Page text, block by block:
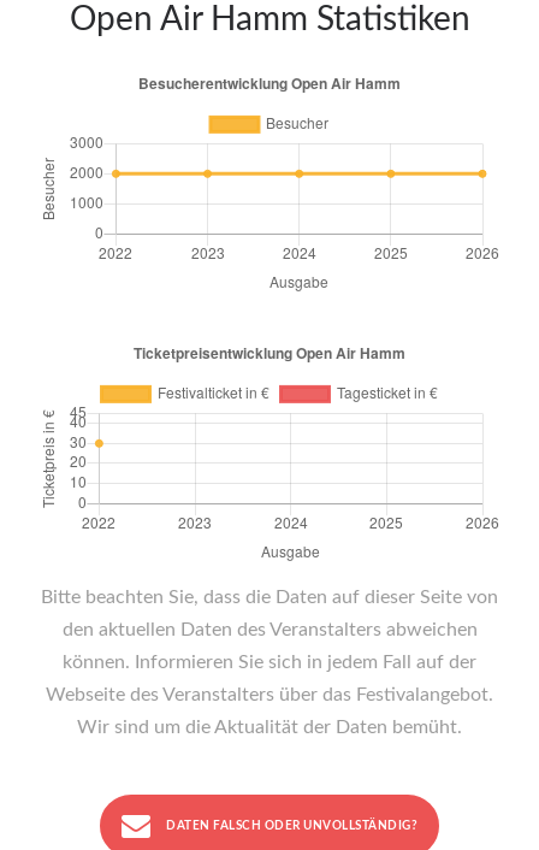
Open Air Hamm Statistiken
Bitte beachten Sie, dass die Daten auf dieser Seite von
den aktuellen Daten des Veranstalters abweichen
können. Informieren Sie sich in jedem Fall auf der
Webseite des Veranstalters über das Festivalangebot.
Wir sind um die Aktualität der Daten bemüht.
DATEN FALSCH ODER UNVOLLSTÄNDIG?